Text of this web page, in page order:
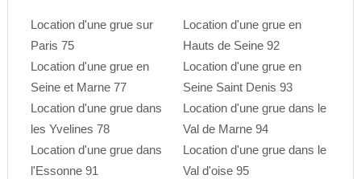
Location d'une grue sur
Paris 75
Location d'une grue en
Seine et Marne 77
Location d'une grue dans
les Yvelines 78
Location d'une grue dans
l'Essonne 91
Location d'une grue en
Hauts de Seine 92
Location d'une grue en
Seine Saint Denis 93
Location d'une grue dans le
Val de Marne 94
Location d'une grue dans le
Val d'oise 95